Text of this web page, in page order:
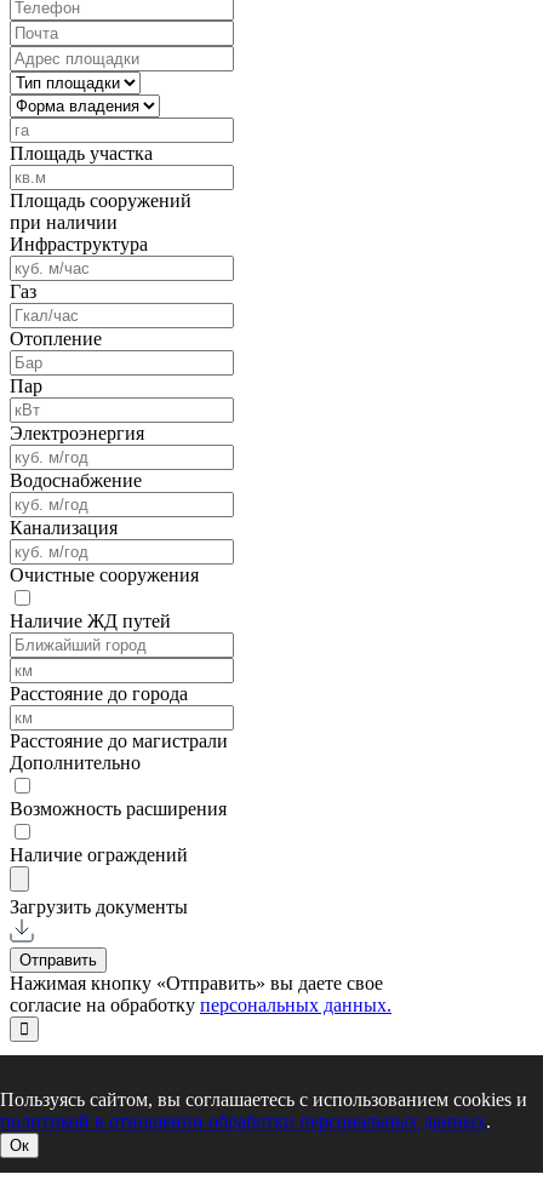
Площадь участка
Площадь сооружений
при наличии
Инфраструктура
Газ
Отопление
Пар
Электроэнергия
Водоснабжение
Канализация
Очистные сооружения
Наличие ЖД путей
Расстояние до города
Расстояние до магистрали
Дополнительно
Возможность расширения
Наличие ограждений
Загрузить документы
Отправить
Нажимая кнопку «Отправить» вы даете свое
согласие на обработку персональных данных.
Пользуясь сайтом, вы соглашаетесь с использованием cookies и
политикой в отношении обработки персональных данных.
Ок